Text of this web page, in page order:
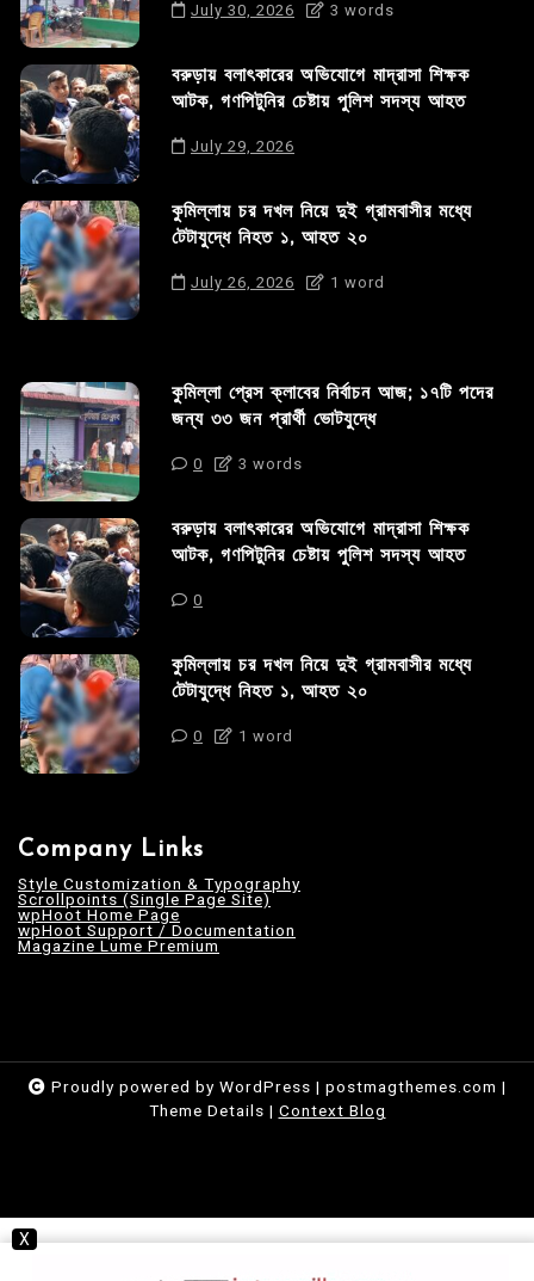
July 30, 2026 3 words
বরুড়ায় বলাৎকারের অভিযোগে মাদ্রাসা শিক্ষক
আটক, গণপিটুনির চেষ্টায় পুলিশ সদস্য আহত
July 29, 2026
কুমিল্লায় চর দখল নিয়ে দুই গ্রামবাসীর মধ্যে
টেটাযুদ্ধে নিহত ১, আহত ২০
July 26, 2026 1 word
কুমিল্লা প্রেস ক্লাবের নির্বাচন আজ; ১৭টি পদের
জন্য ৩৩ জন প্রার্থী ভোটযুদ্ধে
0 3 words
বরুড়ায় বলাৎকারের অভিযোগে মাদ্রাসা শিক্ষক
আটক, গণপিটুনির চেষ্টায় পুলিশ সদস্য আহত
0
কুমিল্লায় চর দখল নিয়ে দুই গ্রামবাসীর মধ্যে
টেটাযুদ্ধে নিহত ১, আহত ২০
0 1 word
Company Links
Style Customization & Typography
Scrollpoints (Single Page Site)
wpHoot Home Page
wpHoot Support / Documentation
Magazine Lume Premium
Proudly powered by WordPress | postmagthemes.com |
Theme Details | Context Blog
X